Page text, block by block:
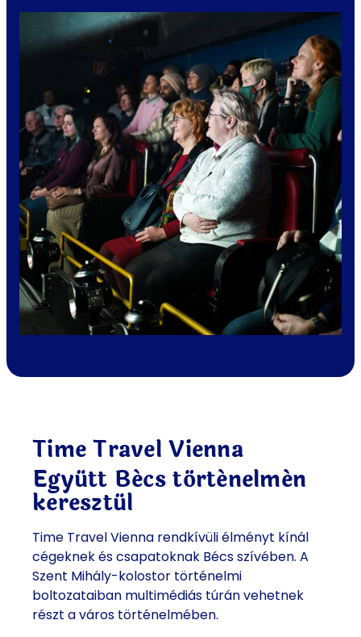
Time Travel Vienna
Együtt Bécs történelmén
keresztül
Time Travel Vienna rendkívüli élményt kínál
cégeknek és csapatoknak Bécs szívében. A
Szent Mihály-kolostor történelmi
boltozataiban multimédiás túrán vehetnek
részt a város történelmében.